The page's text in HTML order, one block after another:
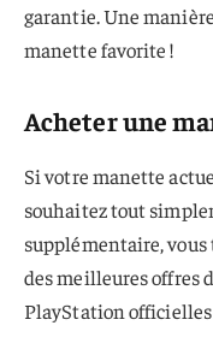
garantie. Une
manette favorite !
Acheter une
Si votre manette
souhaitez tout
supplémentaire,
des meilleures offres
PlayStation officielles